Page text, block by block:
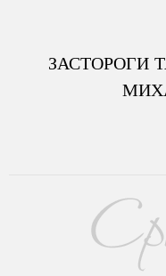
ЗАСТОРОГИ